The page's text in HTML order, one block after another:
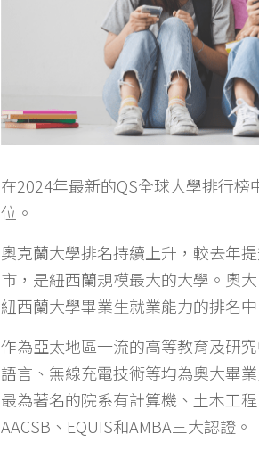
在2024年最新的QS全球大學排行
位。
奧克蘭大學排名持續上升，較去年
市，是紐西蘭規模最大的大學。奧
紐西蘭大學畢業生就業能力的排名
作為亞太地區一流的高等教育及研
語言、無線充電技術等均為奧大畢
最為著名的院系有計算機、土木工
AACSB、EQUIS和AMBA三大認證。